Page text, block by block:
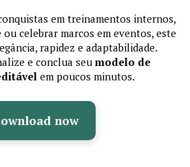
em treinamentos internos,
celebrar marcos em eventos, este
rapidez e adaptabilidade.
e conclua seu modelo de
em poucos minutos.
now